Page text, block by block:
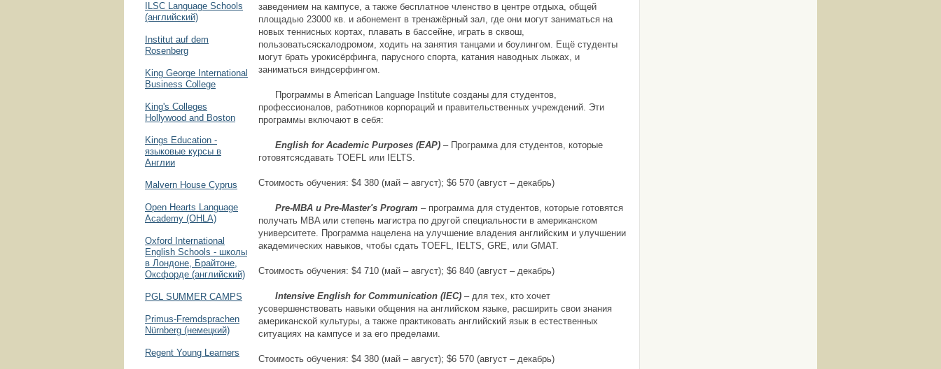
ILSC Language Schools
(английский)
Institut auf dem
Rosenberg
King George International
Business College
King's Colleges
Hollywood and Boston
Kings Education -
языковые курсы в
Англии
Malvern House Cyprus
Open Hearts Language
Academy (OHLA)
Oxford International
English Schools - школы
в Лондоне, Брайтоне,
Оксфорде (английский)
PGL SUMMER CAMPS
Primus-Fremdsprachen
Nürnberg (немецкий)
Regent Young Learners
заведением на кампусе, а также бесплатное членство в центре отдыха, общей
площадью 23000 кв. и абонемент в тренажёрный зал, где они могут заниматься на
новых теннисных кортах, плавать в бассейне, играть в сквош,
пользоватьсяскалодромом, ходить на занятия танцами и боулингом. Ещё студенты
могут брать урокисёрфинга, парусного спорта, катания наводных лыжах, и
заниматься виндсерфингом.
Программы в American Language Institute созданы для студентов,
профессионалов, работников корпораций и правительственных учреждений. Эти
программы включают в себя:
English for Academic Purposes (EAP) – Программа для студентов, которые
готовятсясдавать TOEFL или IELTS.
Стоимость обучения: $4 380 (май – август); $6 570 (август – декабрь)
Pre-MBA и Pre-Master's Program – программа для студентов, которые готовятся
получать MBA или степень магистра по другой специальности в американском
университете. Программа нацелена на улучшение владения английским и улучшении
академических навыков, чтобы сдать TOEFL, IELTS, GRE, или GMAT.
Стоимость обучения: $4 710 (май – август); $6 840 (август – декабрь)
Intensive English for Communication (IEC) – для тех, кто хочет
усовершенствовать навыки общения на английском языке, расширить свои знания
американской культуры, а также практиковать английский язык в естественных
ситуациях на кампусе и за его пределами.
Стоимость обучения: $4 380 (май – август); $6 570 (август – декабрь)